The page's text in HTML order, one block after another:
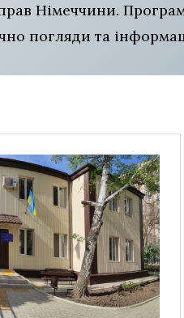
Німеччини.
погляди та